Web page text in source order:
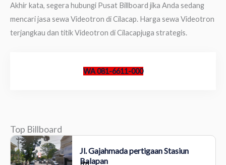
Akhir kata, segera hubungi Pusat Billboard jika Anda sedang
mencari jasa sewa Videotron di Cilacap. Harga sewa Videotron
terjangkau dan titik Videotron di Cilacapjuga strategis.
WA 081-6611-000
Top Billboard
Jl. Gajahmada pertigaan Stasiun
Balapan